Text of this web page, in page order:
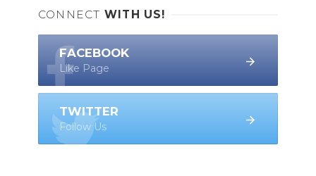
CONNECT WITH US!
FACEBOOK
Like Page
TWITTER
Follow Us